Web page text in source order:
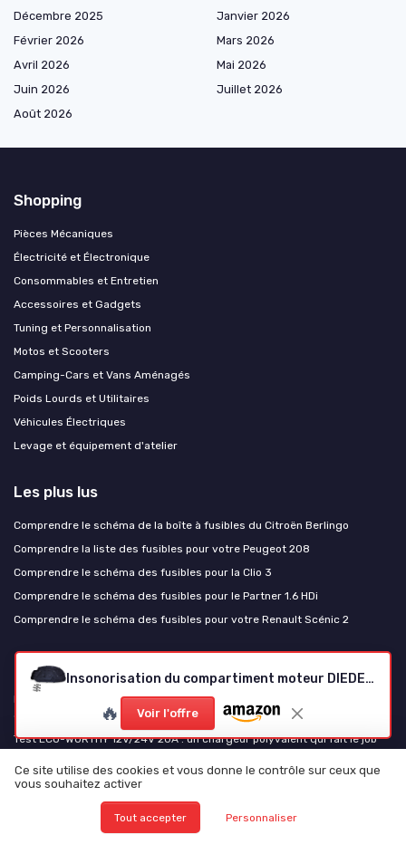
Insonorisation du compartiment moteur DIEDERICHS
🔥 Voir l'offre
Décembre 2025
Janvier 2026
Février 2026
Mars 2026
Avril 2026
Mai 2026
Juin 2026
Juillet 2026
Août 2026
Shopping
Pièces Mécaniques
Électricité et Électronique
Consommables et Entretien
Accessoires et Gadgets
Tuning et Personnalisation
Motos et Scooters
Camping-Cars et Vans Aménagés
Poids Lourds et Utilitaires
Véhicules Électriques
Levage et équipement d'atelier
Les plus lus
Comprendre le schéma de la boîte à fusibles du Citroën Berlingo
Comprendre la liste des fusibles pour votre Peugeot 208
Comprendre le schéma des fusibles pour la Clio 3
Comprendre le schéma des fusibles pour le Partner 1.6 HDi
Comprendre le schéma des fusibles pour votre Renault Scénic 2
Les derniers articles
Pourquoi votre garagiste monte du Valeo plutôt que du LuK : la logique
de marge qui ne sert pas toujours le conducteur
Test ECO-WORTHY 12V/24V 20A : un chargeur polyvalent qui fait le job
Test EXIDE AGM EK700 : une batterie costaud pour les voitures Start-
Test Yeagulch 12V 300Ah LiFePO4 : grosse batterie pour camping-car et
solaire sans se ruiner
Ce site utilise des cookies et vous donne le contrôle sur ceux que
vous souhaitez activer
Tout accepter Personnaliser